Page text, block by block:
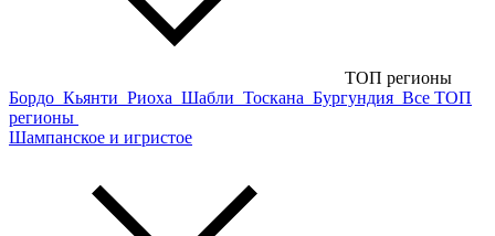
ТОП регионы
Бордо Кьянти Риоха Шабли Тоскана Бургундия Все ТОП
регионы
Шампанское и игристое